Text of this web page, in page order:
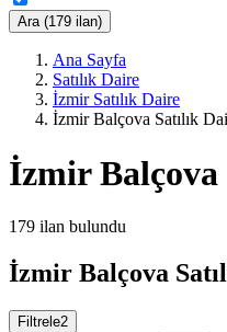
Ara (179 ilan)
Ana Sayfa
Satılık Daire
İzmir Satılık Daire
İzmir Balçova Satılık
İzmir Balçova
179 ilan bulundu
İzmir Balçova
Filtrele2